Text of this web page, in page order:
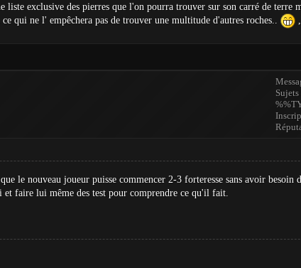
exclusive des pierres que l'on pourra trouver sur son carré de terre
qui ne l' empêchera pas de trouver une multitude d'autres roches..
,
Sujets
le nouveau joueur puisse commencer 2-3 forteresse sans avoir besoin
faire lui même des test pour comprendre ce qu'il fait.